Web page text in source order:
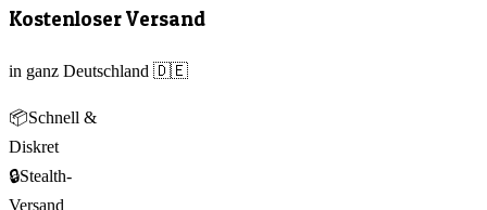
Kostenloser Versand
in ganz Deutschland 🇩🇪
📦Schnell &
Diskret
🔒Stealth-
Versand